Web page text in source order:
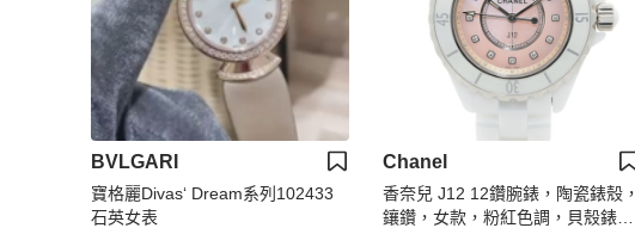
BVLGARI
寶格麗Divas‘ Dream系列102433
石英女表
Chanel
香奈兒 J12 12鑽腕錶，陶瓷錶殼，
鑲鑽，女款，粉紅色調，貝殼錶